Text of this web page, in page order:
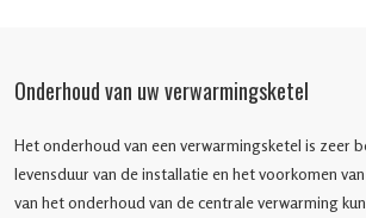
Onderhoud van uw verwarmingsketel
Het onderhoud van een verwarmingsketel is zeer
levensduur van de installatie en het voorkomen
van het onderhoud van de centrale verwarming